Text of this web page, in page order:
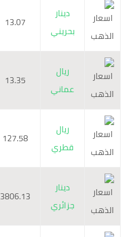
دينار
بحريني
13.07
ريال
عماني
13.35
ريال
قطري
127.58
دينار
جزائري
3806.13